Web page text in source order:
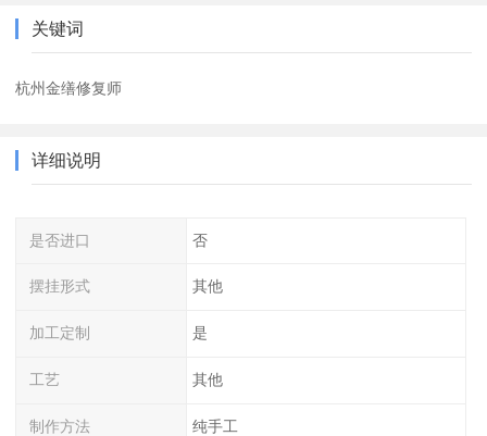
关键词
杭州金缮修复师
详细说明
是否进口 否
摆挂形式 其他
加工定制 是
工艺 其他
制作方法 纯手工